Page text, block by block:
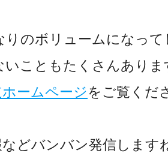
りのボリュームになっ
いこともたくさんありま
ームページをご覧くだ
どバンバン発信します